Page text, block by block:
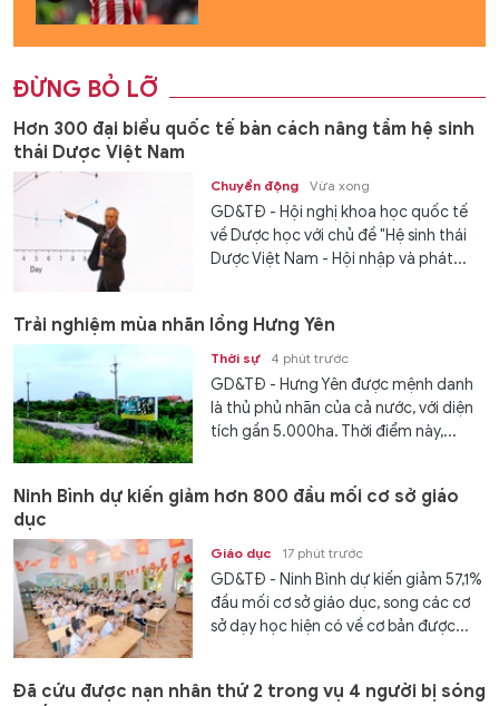
ĐỪNG BỎ LỠ
Hơn 300 đại biểu quốc tế bàn cách nâng tầm hệ sinh
thái Dược Việt Nam
Chuyển động Vừa xong
GD&TĐ - Hội nghị khoa học quốc tế
về Dược học với chủ đề "Hệ sinh thái
Dược Việt Nam - Hội nhập và phát...
Trải nghiệm mùa nhãn lồng Hưng Yên
Thời sự 4 phút trước
GD&TĐ - Hưng Yên được mệnh danh
là thủ phủ nhãn của cả nước, với diện
tích gần 5.000ha. Thời điểm này,...
Ninh Bình dự kiến giảm hơn 800 đầu mối cơ sở giáo
dục
Giáo dục 17 phút trước
GD&TĐ - Ninh Bình dự kiến giảm 57,1%
đầu mối cơ sở giáo dục, song các cơ
sở dạy học hiện có về cơ bản được...
Đã cứu được nạn nhân thứ 2 trong vụ 4 người bị sóng